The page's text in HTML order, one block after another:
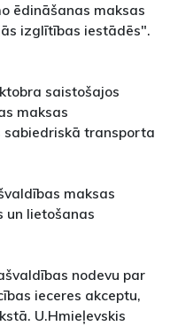
ēdināšanas maksas
izglītības iestādēs".
saistošajos
maksas
sabiedriskā transporta
maksas
un lietošanas
nodevu par
ieceres akceptu,
U.Hmieļevskis